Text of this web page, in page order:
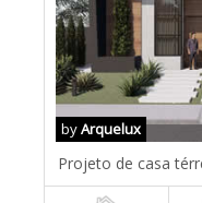
byArquelux
Projeto de casa